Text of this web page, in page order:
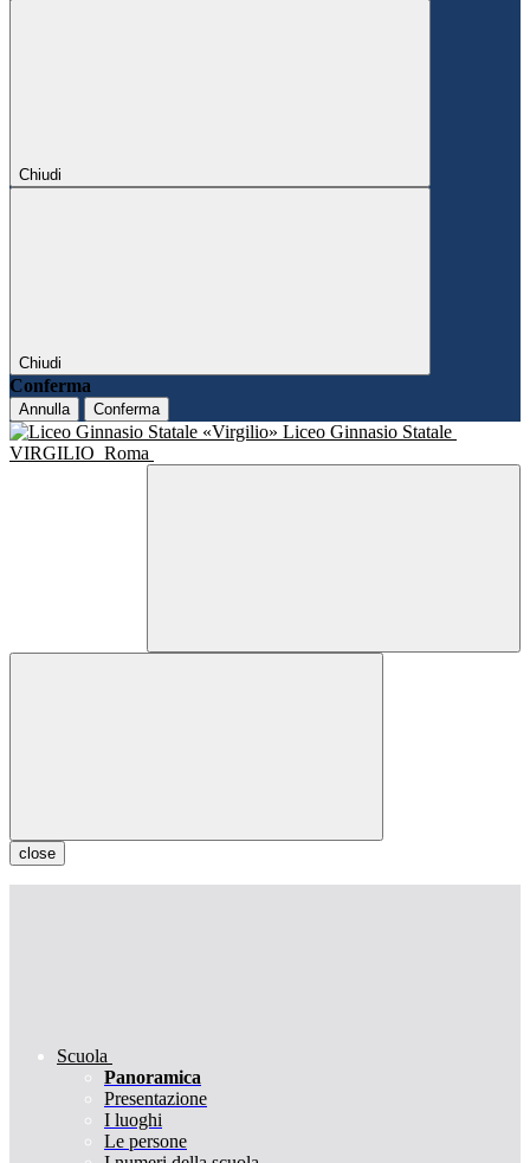
Chiudi
Chiudi
Conferma
Annulla Conferma
Liceo Ginnasio Statale
VIRGILIO Roma
close
Scuola
Panoramica
Presentazione
I luoghi
Le persone